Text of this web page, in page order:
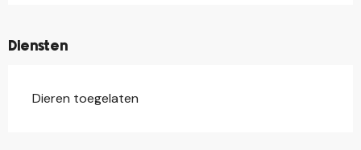
Diensten
Dieren toegelaten